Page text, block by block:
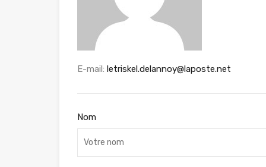
E-mail: letriskel.delannoy@laposte.net
Nom